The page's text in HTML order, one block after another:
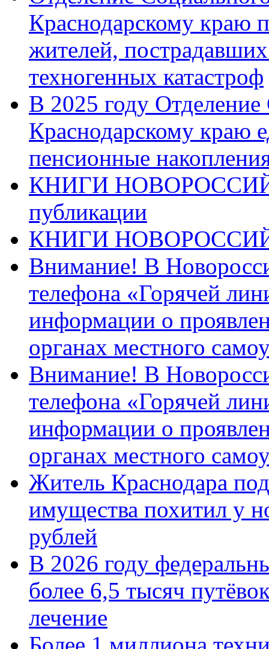
Краснодарскому краю
жителей,
техногенных катастроф
В 2025 году
Краснодарскому краю
пенсионные
КНИГИ
публикации
КНИГИ
Внимание! В
телефона «Горячей
информации о
органах местного
Внимание! В
телефона «Горячей
информации о
органах местного
Житель Краснодара
имущества похитил у
рублей
В 2026 году
более 6,5 тысяч
лечение